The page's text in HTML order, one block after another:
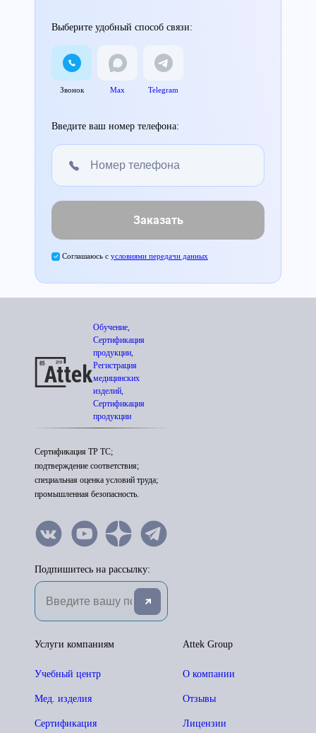
Выберите удобный способ связи:
Звонок Max Telegram
Введите ваш номер телефона:
Заказать
Соглашаюсь с условиями передачи данных
Обучение,
Сертификация
продукции,
Регистрация
медицинских
изделий,
Сертификация
продукции
Сертификация ТР ТС;
подтверждение соответствия;
специальная оценка условий труда;
промышленная безопасность.
Подпишитесь на рассылку:
Attek Group
О компании
Отзывы
Лицензии
Услуги компаниям
Учебный центр
Мед. изделия
Сертификация